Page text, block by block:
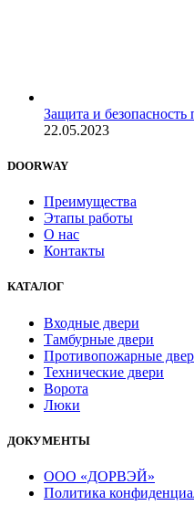
Защита и
22.05.2023
DOORWAY
Преимущества
Этапы работы
О нас
Контакты
КАТАЛОГ
Входные двери
Тамбурные двери
Противопожарные
Технические двери
Ворота
Люки
ДОКУМЕНТЫ
ООО «ДОРВЭЙ»
Политика